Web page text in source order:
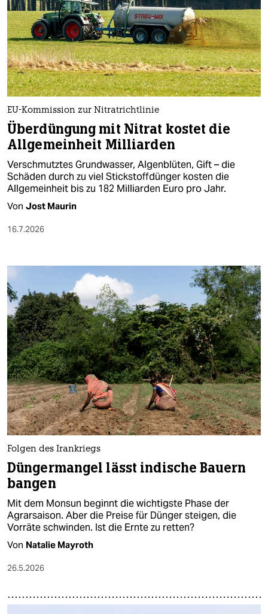
nord
wahrheit
verlag
verlag
veranstaltungen
shop
fragen & hilfe
unterstützen
abo
EU-Kommission zur Nitratrichtlinie
Überdüngung mit Nitrat kostet die
Allgemeinheit Milliarden
Verschmutztes Grundwasser, Algenblüten, Gift – die
Schäden durch zu viel Stickstoffdünger kosten die
Allgemeinheit bis zu 182 Milliarden Euro pro Jahr.
Von Jost Maurin
16.7.2026
Folgen des Irankriegs
Düngermangel lässt indische Bauern
bangen
Mit dem Monsun beginnt die wichtigste Phase der
Agrarsaison. Aber die Preise für Dünger steigen, die
Vorräte schwinden. Ist die Ernte zu retten?
Von Natalie Mayroth
26.5.2026